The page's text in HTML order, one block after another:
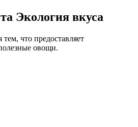
Экология вкуса
что предоставляет
овощи.